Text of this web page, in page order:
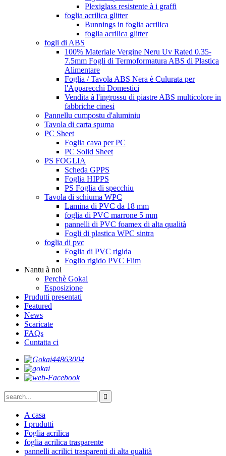
Plexiglass resistente à i graffi
foglia acrilica glitter
Bunnings in foglia acrilica
foglia acrilica glitter
fogli di ABS
100% Materiale Vergine Neru Uv Rated 0.35-
7.5mm Fogli di Termoformatura ABS di Plastica
Alimentare
Foglia / Tavola ABS Nera è Culurata per
l'Apparecchi Domestici
Vendita à l'ingrossu di piastre ABS multicolore in
fabbriche cinesi
Pannellu cumpostu d'aluminiu
Tavola di carta spuma
PC Sheet
Foglia cava per PC
PC Solid Sheet
PS FOGLIA
Scheda GPPS
Foglia HIPPS
PS Foglia di specchiu
Tavola di schiuma WPC
Lamina di PVC da 18 mm
foglia di PVC marrone 5 mm
pannelli di PVC foamex di alta qualità
Fogli di plastica WPC sintra
foglia di pvc
Foglia di PVC rigida
Foglio rigido PVC Flim
Nantu à noi
Perchè Gokai
Esposizione
Prudutti presentati
Featured
News
Scaricate
FAQs
Cuntatta ci
A casa
I prudutti
Foglia acrilica
foglia acrilica trasparente
pannelli acrilici trasparenti di alta qualità